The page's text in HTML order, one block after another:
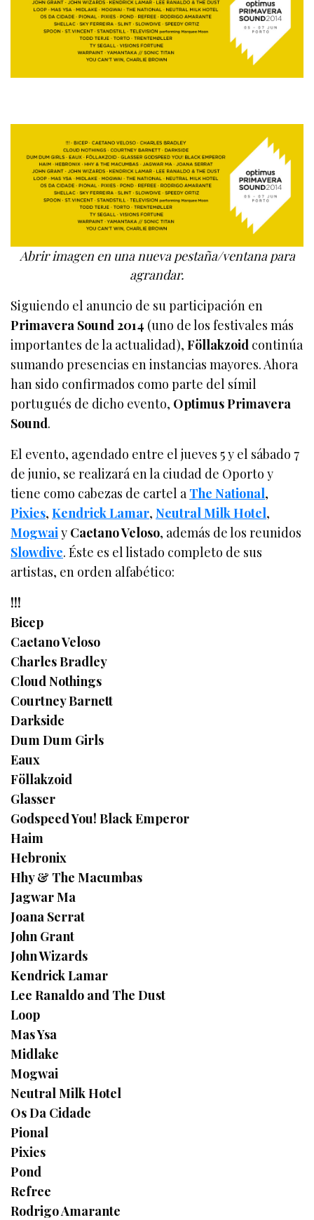
Abrir imagen en una nueva pestaña/ventana para
agrandar.
Siguiendo el anuncio de su participación en
Primavera Sound 2014 (uno de los festivales más
importantes de la actualidad),Föllakzoid continúa
sumando presencias en instancias mayores. Ahora
han sido confirmados como parte del símil
portugués de dicho evento, Optimus Primavera
Sound.
El evento, agendado entre el jueves 5 y el sábado 7
de junio, se realizará en la ciudad de Oporto y
tiene como cabezas de cartel a The National,
Pixies,Kendrick Lamar,Neutral Milk Hotel,
Mogwai y Caetano Veloso, además de los reunidos
Slowdive. Éste es el listado completo de sus
artistas, en orden alfabético:
!!!
Bicep
Caetano Veloso
Charles Bradley
Cloud Nothings
Courtney Barnett
Darkside
Dum Dum Girls
Eaux
Föllakzoid
Glasser
Godspeed You! Black Emperor
Haim
Hebronix
Hhy & The Macumbas
Jagwar Ma
Joana Serrat
John Grant
John Wizards
Kendrick Lamar
Lee Ranaldo and The Dust
Loop
Mas Ysa
Midlake
Mogwai
Neutral Milk Hotel
Os Da Cidade
Pional
Pixies
Pond
Refree
Rodrigo Amarante